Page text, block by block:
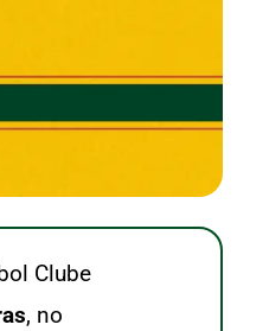
Clube
, no